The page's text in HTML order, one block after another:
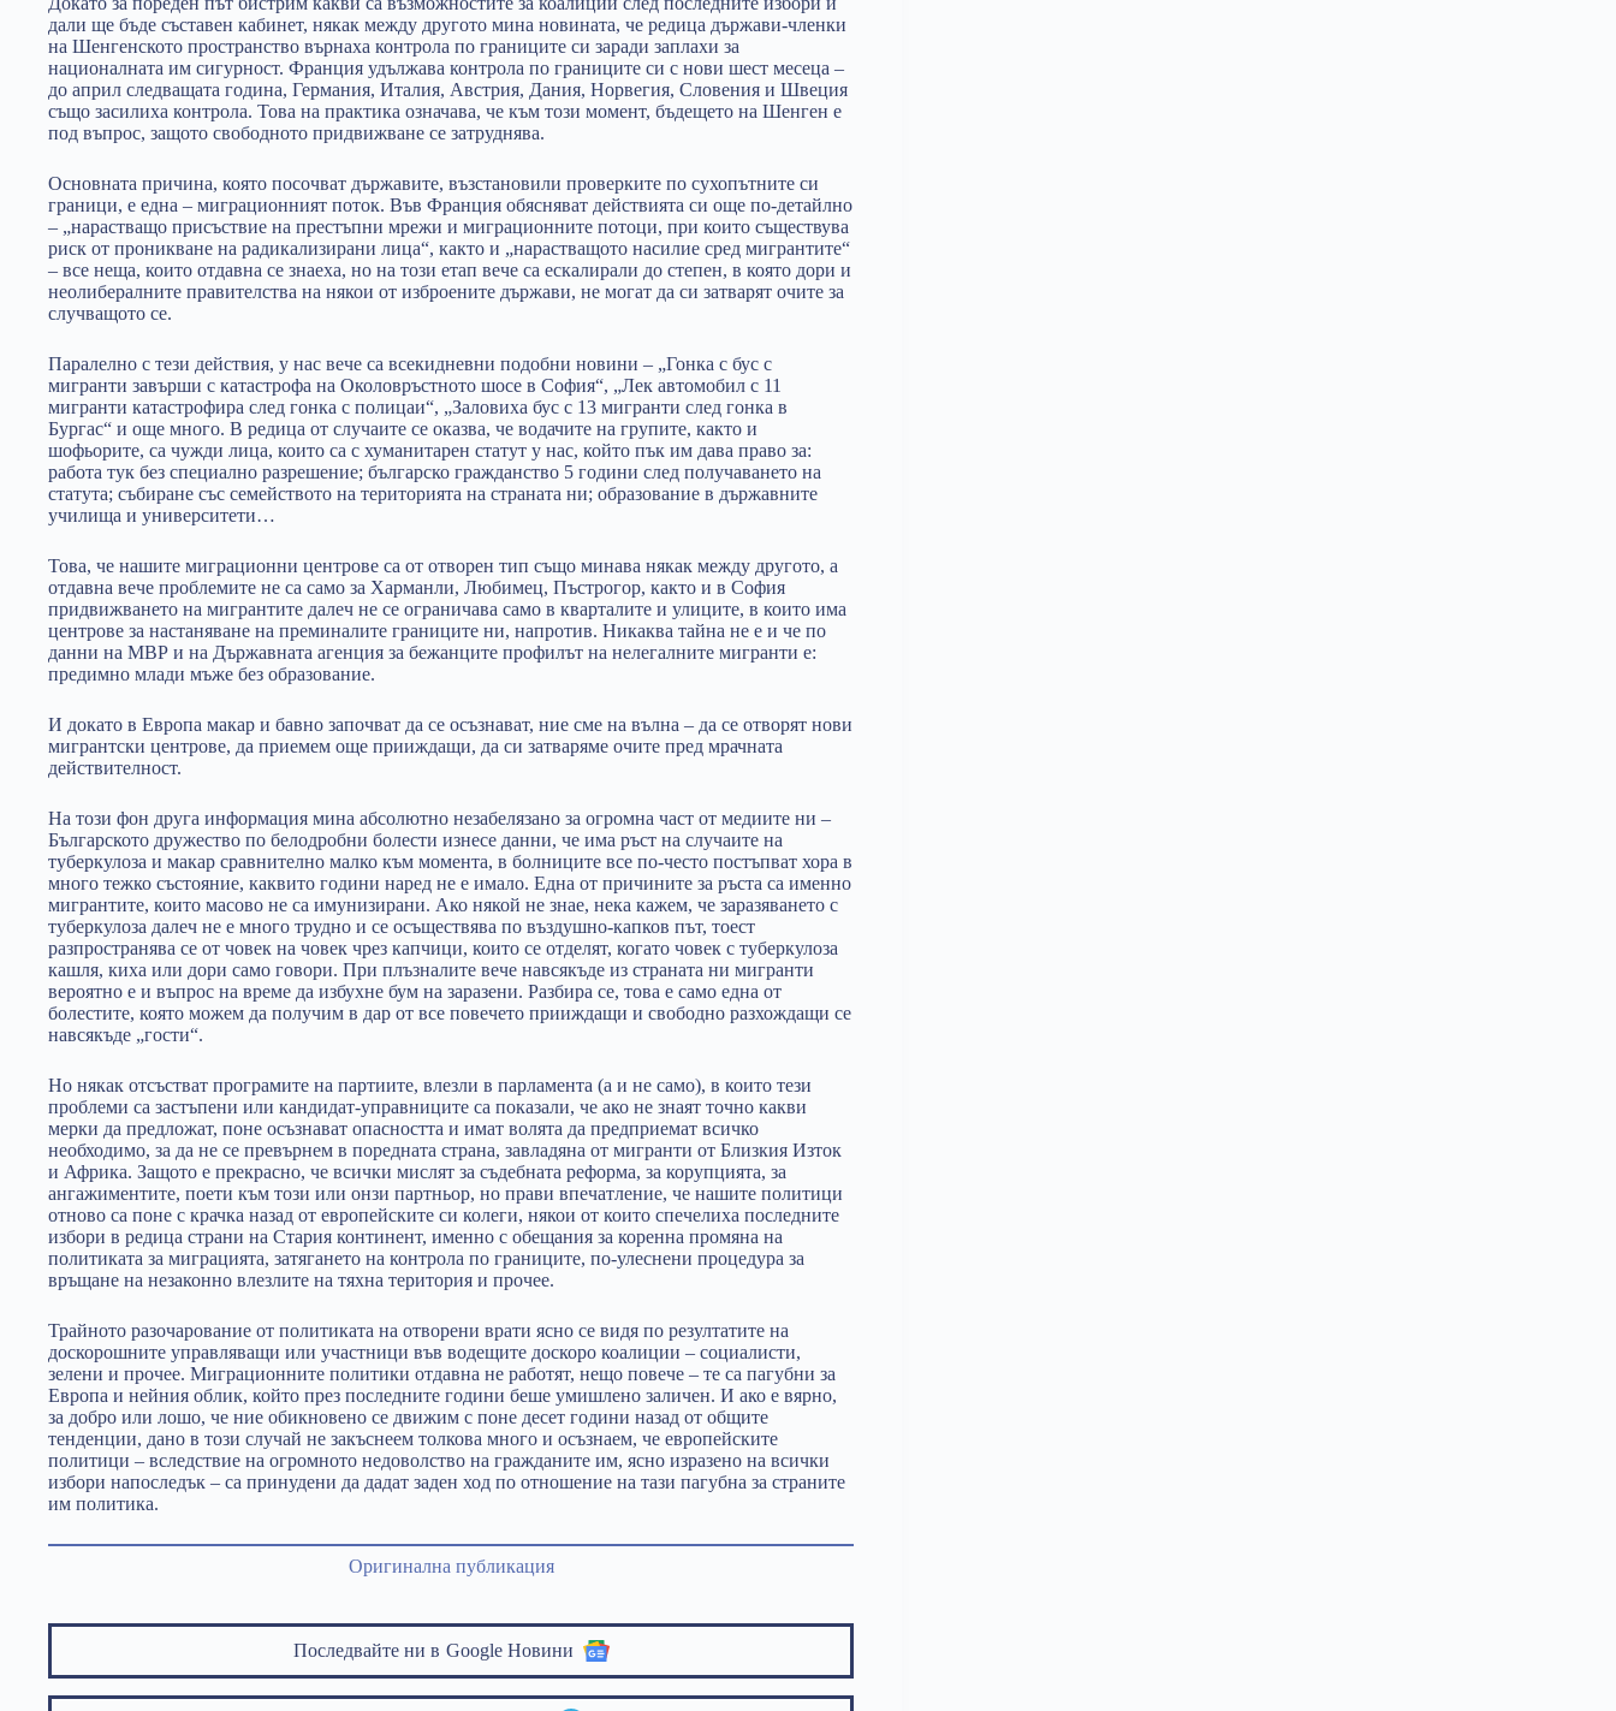
дали ще бъде съставен кабинет, някак между другото мина новината, че редица държави-членки
на Шенгенското пространство върнаха контрола по границите си заради заплахи за
националната им сигурност. Франция удължава контрола по границите си с нови шест месеца –
до април следващата година, Германия, Италия, Австрия, Дания, Норвегия, Словения и Швеция
също засилиха контрола. Това на практика означава, че към този момент, бъдещето на Шенген е
под въпрос, защото свободното придвижване се затруднява.
Основната причина, която посочват държавите, възстановили проверките по сухопътните си
граници, е една – миграционният поток. Във Франция обясняват действията си още по-детайлно
– „нарастващо присъствие на престъпни мрежи и миграционните потоци, при които съществува
риск от проникване на радикализирани лица“, както и „нарастващото насилие сред мигрантите“
– все неща, които отдавна се знаеха, но на този етап вече са ескалирали до степен, в която дори и
неолибералните правителства на някои от изброените държави, не могат да си затварят очите за
случващото се.
Паралелно с тези действия, у нас вече са всекидневни подобни новини – „Гонка с бус с
мигранти завърши с катастрофа на Околовръстното шосе в София“, „Лек автомобил с 11
мигранти катастрофира след гонка с полицаи“, „Заловиха бус с 13 мигранти след гонка в
Бургас“ и още много. В редица от случаите се оказва, че водачите на групите, както и
шофьорите, са чужди лица, които са с хуманитарен статут у нас, който пък им дава право за:
работа тук без специално разрешение; българско гражданство 5 години след получаването на
статута; събиране със семейството на територията на страната ни; образование в държавните
училища и университети…
Това, че нашите миграционни центрове са от отворен тип също минава някак между другото, а
отдавна вече проблемите не са само за Харманли, Любимец, Пъстрогор, както и в София
придвижването на мигрантите далеч не се ограничава само в кварталите и улиците, в които има
центрове за настаняване на преминалите границите ни, напротив. Никаква тайна не е и че по
данни на МВР и на Държавната агенция за бежанците профилът на нелегалните мигранти е:
предимно млади мъже без образование.
И докато в Европа макар и бавно започват да се осъзнават, ние сме на вълна – да се отворят нови
мигрантски центрове, да приемем още прииждащи, да си затваряме очите пред мрачната
действителност.
На този фон друга информация мина абсолютно незабелязано за огромна част от медиите ни –
Българското дружество по белодробни болести изнесе данни, че има ръст на случаите на
туберкулоза и макар сравнително малко към момента, в болниците все по-често постъпват хора в
много тежко състояние, каквито години наред не е имало. Една от причините за ръста са именно
мигрантите, които масово не са имунизирани. Ако някой не знае, нека кажем, че заразяването с
туберкулоза далеч не е много трудно и се осъществява по въздушно-капков път, тоест
разпространява се от човек на човек чрез капчици, които се отделят, когато човек с туберкулоза
кашля, киха или дори само говори. При плъзналите вече навсякъде из страната ни мигранти
вероятно е и въпрос на време да избухне бум на заразени. Разбира се, това е само една от
болестите, която можем да получим в дар от все повечето прииждащи и свободно разхождащи се
навсякъде „гости“.
Но някак отсъстват програмите на партиите, влезли в парламента (а и не само), в които тези
проблеми са застъпени или кандидат-управниците са показали, че ако не знаят точно какви
мерки да предложат, поне осъзнават опасността и имат волята да предприемат всичко
необходимо, за да не се превърнем в поредната страна, завладяна от мигранти от Близкия Изток
и Африка. Защото е прекрасно, че всички мислят за съдебната реформа, за корупцията, за
ангажиментите, поети към този или онзи партньор, но прави впечатление, че нашите политици
отново са поне с крачка назад от европейските си колеги, някои от които спечелиха последните
избори в редица страни на Стария континент, именно с обещания за коренна промяна на
политиката за миграцията, затягането на контрола по границите, по-улеснени процедура за
връщане на незаконно влезлите на тяхна територия и прочее.
Трайното разочарование от политиката на отворени врати ясно се видя по резултатите на
доскорошните управляващи или участници във водещите доскоро коалиции – социалисти,
зелени и прочее. Миграционните политики отдавна не работят, нещо повече – те са пагубни за
Европа и нейния облик, който през последните години беше умишлено заличен. И ако е вярно,
за добро или лошо, че ние обикновено се движим с поне десет години назад от общите
тенденции, дано в този случай не закъснеем толкова много и осъзнаем, че европейските
политици – вследствие на огромното недоволство на гражданите им, ясно изразено на всички
избори напоследък – са принудени да дадат заден ход по отношение на тази пагубна за страните
им политика.
Оригинална публикация
Последвайте ни в Google Новини